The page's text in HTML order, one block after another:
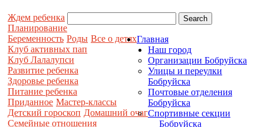
Ждем ребенка
Планирование
Беременность Роды Все о детях
Клуб активных пап
Клуб Лалалупси
Развитие ребенка
Здоровье ребенка
Питание ребенка
Приданное Мастер-классы
Детский гороскоп Домашний очаг
Семейные отношения
Главная
Наш город
Организации Бобруйска
Улицы и переулки
Бобруйска
Почтовые отделения
Бобруйска
Спортивные секции
Бобруйска